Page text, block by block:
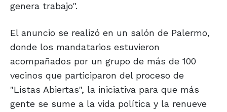
genera trabajo".
El anuncio se realizó en un salón de Palermo,
donde los mandatarios estuvieron
acompañados por un grupo de más de 100
vecinos que participaron del proceso de
"Listas Abiertas", la iniciativa para que más
gente se sume a la vida política y la renueve